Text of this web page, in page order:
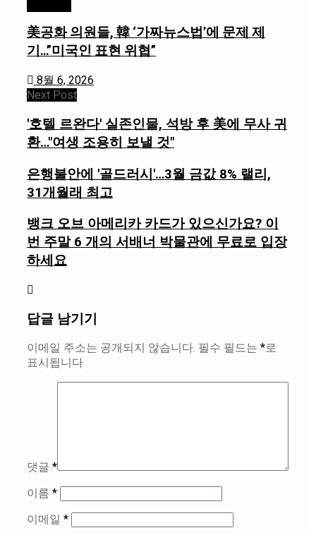
美공화 의원들, 韓 ‘가짜뉴스법’에 문제 제
기…”미국인 표현 위협”
8월 6, 2026
Next Post
'호텔 르완다' 실존인물, 석방 후 美에 무사 귀
환…"여생 조용히 보낼 것"
은행불안에 '골드러시'…3월 금값 8% 랠리,
31개월래 최고
뱅크 오브 아메리카 카드가 있으신가요? 이
번 주말 6 개의 서배너 박물관에 무료로 입장
하세요
답글 남기기
이메일 주소는 공개되지 않습니다. 필수 필드는 *로
표시됩니다
댓글 *
이름 *
이메일 *